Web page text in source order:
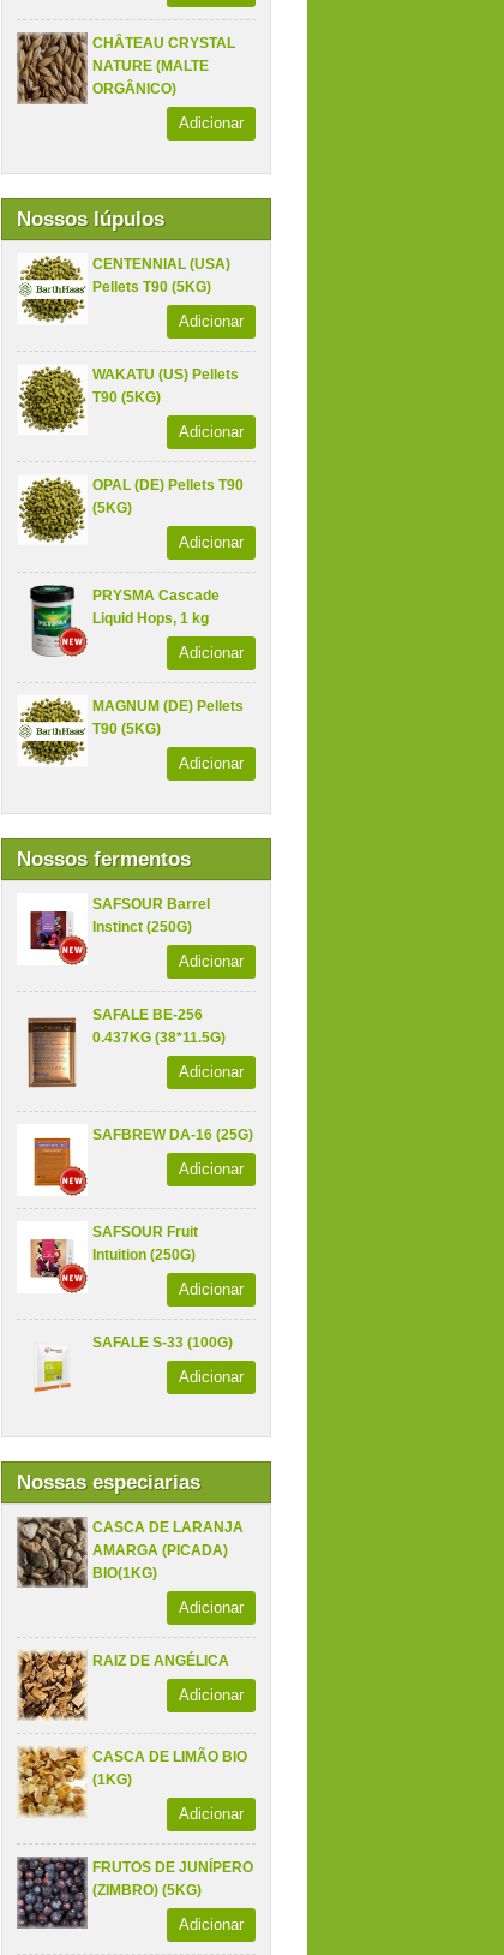
CHÂTEAU CRYSTAL
NATURE (MALTE
ORGÂNICO)
Adicionar
Nossos lúpulos
CENTENNIAL (USA)
Pellets T90 (5KG)
Adicionar
WAKATU (US) Pellets
T90 (5KG)
Adicionar
OPAL (DE) Pellets T90
(5KG)
Adicionar
PRYSMA Cascade
Liquid Hops, 1 kg
Adicionar
MAGNUM (DE) Pellets
T90 (5KG)
Adicionar
Nossos fermentos
SAFSOUR Barrel
Instinct (250G)
Adicionar
SAFALE BE-256
0.437KG (38*11.5G)
Adicionar
SAFBREW DA-16 (25G)
Adicionar
SAFSOUR Fruit
Intuition (250G)
Adicionar
SAFALE S-33 (100G)
Adicionar
Nossas especiarias
CASCA DE LARANJA
AMARGA (PICADA)
BIO(1KG)
Adicionar
RAIZ DE ANGÉLICA
Adicionar
CASCA DE LIMÃO BIO
(1KG)
Adicionar
FRUTOS DE JUNÍPERO
(ZIMBRO) (5KG)
Adicionar